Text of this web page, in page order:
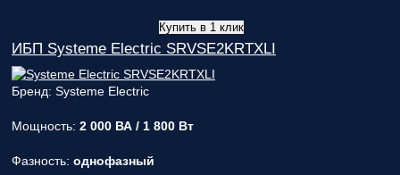
Купить в 1 клик
ИБП Systeme Electric SRVSE2KRTXLI
Бренд: Systeme Electric
Мощность: 2 000 ВА / 1 800 Вт
Фазность: однофазный